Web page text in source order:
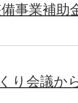
事業補助
り会議か